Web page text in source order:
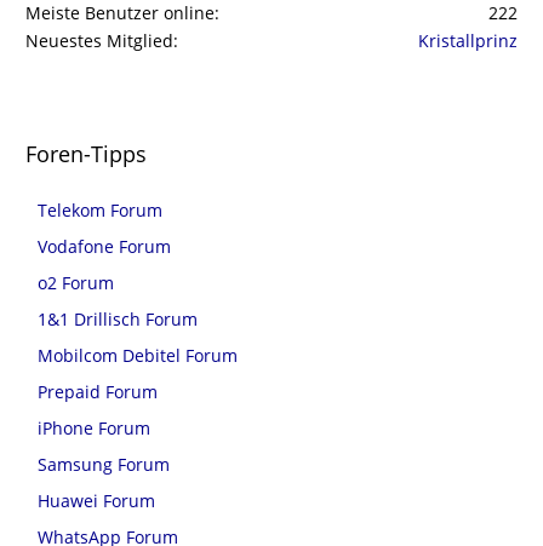
Meiste Benutzer online
222
Neuestes Mitglied
Kristallprinz
Foren-Tipps
Telekom Forum
Vodafone Forum
o2 Forum
1&1 Drillisch Forum
Mobilcom Debitel Forum
Prepaid Forum
iPhone Forum
Samsung Forum
Huawei Forum
WhatsApp Forum